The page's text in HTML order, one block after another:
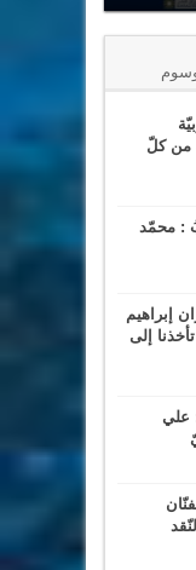
من كلّ
: محمّد
إبراهيم
إلى
علي